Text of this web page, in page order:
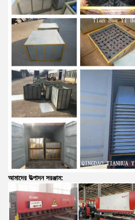
আমাদের উত্পাদন সরঞ্জাম: